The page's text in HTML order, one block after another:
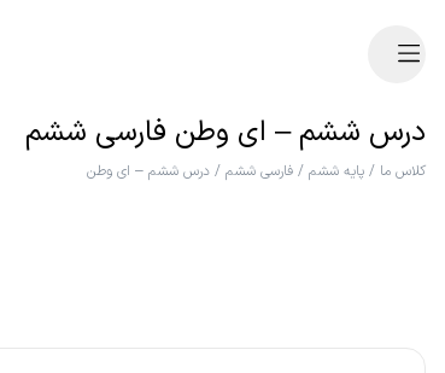
درس ششم – ای وطن فارسی ششم
کلاس ما / پایه ششم / فارسی ششم / درس ششم – ای وطن